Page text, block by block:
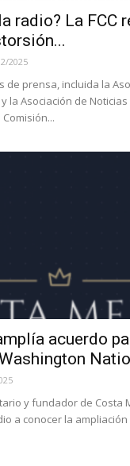
radio? La FCC
2025
de prensa, incluida la
la Asociación de
acuerdo
y fundador de Costa
a conocer la